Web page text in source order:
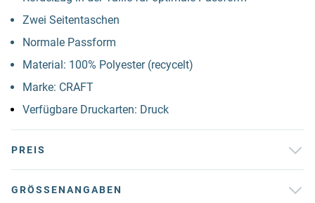
Zwei Seitentaschen
Normale Passform
Material: 100% Polyester (recycelt)
Marke: CRAFT
Verfügbare Druckarten: Druck
PREIS
GRÖSSENANGABEN